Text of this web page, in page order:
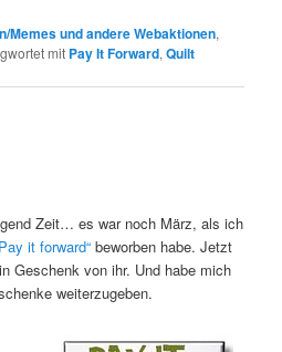
Memes und andere Webaktionen,
mit Pay It Forward,Quilt
Zeit… es war noch März, als ich
it forward“ beworben habe. Jetzt
Geschenk von ihr. Und habe mich
weiterzugeben.